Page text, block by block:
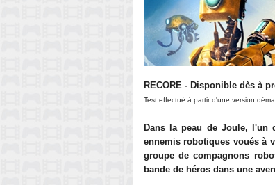
RECORE - Disponible dès à
Test effectué à partir d'une version
Dans la peau de Joule, l'un
ennemis robotiques voués à
groupe de compagnons
bande de héros dans une